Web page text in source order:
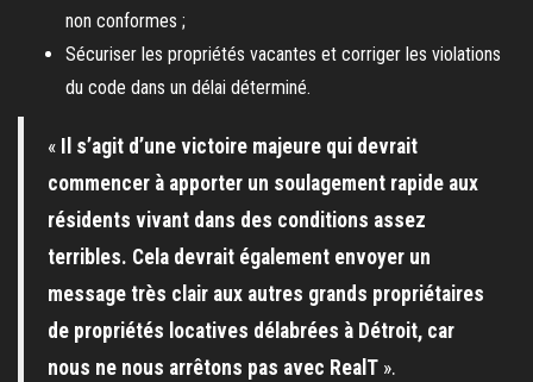
non conformes ;
Sécuriser les propriétés vacantes et corriger les violations
du code dans un délai déterminé.
« Il s’agit d’une victoire majeure qui devrait
commencer à apporter un soulagement rapide aux
résidents vivant dans des conditions assez
terribles. Cela devrait également envoyer un
message très clair aux autres grands propriétaires
de propriétés locatives délabrées à Détroit, car
nous ne nous arrêtons pas avec RealT ».